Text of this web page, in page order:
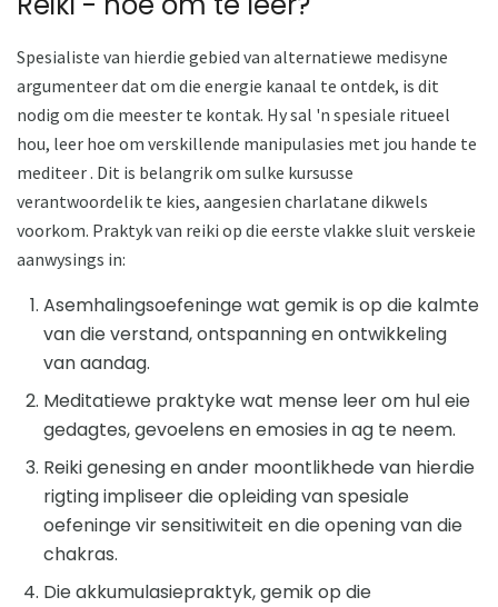
Spesialiste van hierdie gebied van alternatiewe medisyne
argumenteer dat om die energie kanaal te ontdek, is dit
nodig om die meester te kontak. Hy sal 'n spesiale ritueel
hou, leer hoe om verskillende manipulasies met jou hande te
mediteer . Dit is belangrik om sulke kursusse
verantwoordelik te kies, aangesien charlatane dikwels
voorkom. Praktyk van reiki op die eerste vlakke sluit verskeie
aanwysings in:
Asemhalingsoefeninge wat gemik is op die kalmte
van die verstand, ontspanning en ontwikkeling
van aandag.
Meditatiewe praktyke wat mense leer om hul eie
gedagtes, gevoelens en emosies in ag te neem.
Reiki genesing en ander moontlikhede van hierdie
rigting impliseer die opleiding van spesiale
oefeninge vir sensitiwiteit en die opening van die
chakras.
Die akkumulasiepraktyk, gemik op die